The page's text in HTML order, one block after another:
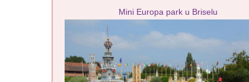
Mini Europa park u Briselu